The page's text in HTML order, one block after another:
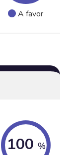
A favor
100 %